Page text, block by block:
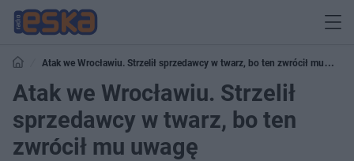
Atak we Wrocławiu. Strzelił sprzedawcy w twarz, bo ten zwrócił mu
uwagę
Atak we Wrocławiu. Strzelił
sprzedawcy w twarz, bo ten
zwrócił mu uwagę